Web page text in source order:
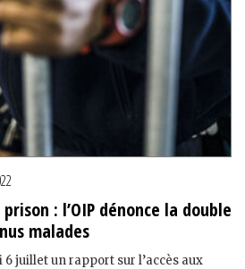
: l’OIP dénonce la double
malades
6 juillet un rapport sur l’accès aux